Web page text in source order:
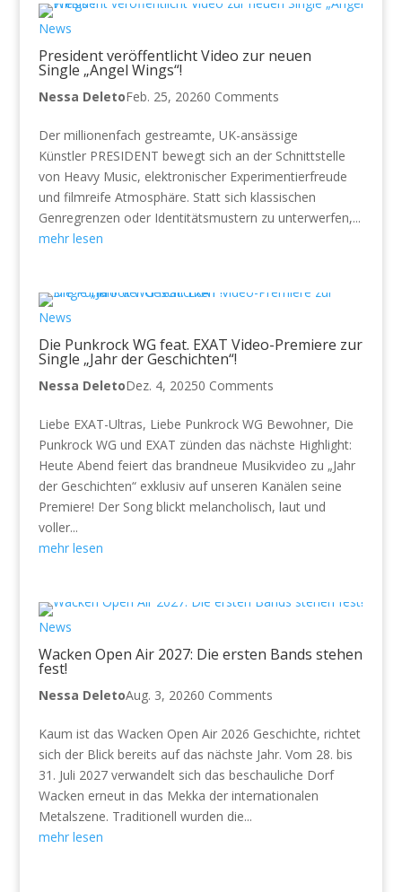
News
President veröffentlicht Video zur neuen
Single „Angel Wings“!
Nessa DeletoFeb. 25, 20260 Comments
Der millionenfach gestreamte, UK-ansässige
Künstler PRESIDENT bewegt sich an der Schnittstelle
von Heavy Music, elektronischer Experimentierfreude
und filmreife Atmosphäre. Statt sich klassischen
Genregrenzen oder Identitätsmustern zu unterwerfen,...
mehr lesen
News
Die Punkrock WG feat. EXAT Video-Premiere zur
Single „Jahr der Geschichten“!
Nessa DeletoDez. 4, 20250 Comments
Liebe EXAT-Ultras, Liebe Punkrock WG Bewohner, Die
Punkrock WG und EXAT zünden das nächste Highlight:
Heute Abend feiert das brandneue Musikvideo zu „Jahr
der Geschichten“ exklusiv auf unseren Kanälen seine
Premiere! Der Song blickt melancholisch, laut und
voller...
mehr lesen
News
Wacken Open Air 2027: Die ersten Bands stehen
fest!
Nessa DeletoAug. 3, 20260 Comments
Kaum ist das Wacken Open Air 2026 Geschichte, richtet
sich der Blick bereits auf das nächste Jahr. Vom 28. bis
31. Juli 2027 verwandelt sich das beschauliche Dorf
Wacken erneut in das Mekka der internationalen
Metalszene. Traditionell wurden die...
mehr lesen